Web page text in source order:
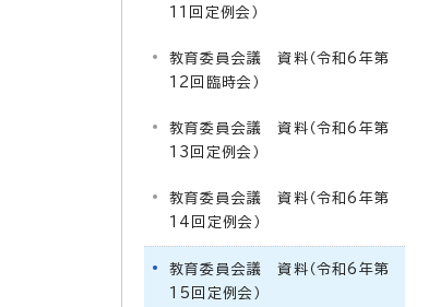
11回定例会）
教育委員会議 資料（令和6年第
12回臨時会）
教育委員会議 資料（令和6年第
13回定例会）
教育委員会議 資料（令和6年第
14回定例会）
教育委員会議 資料（令和6年第
15回定例会）